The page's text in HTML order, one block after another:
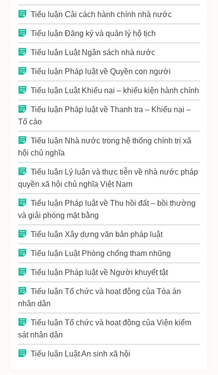
Tiểu luận Cải cách hành chính nhà nước
Tiểu luận Đăng ký và quản lý hộ tịch
Tiểu luận Luật Ngân sách nhà nước
Tiểu luận Pháp luật về Quyền con người
Tiểu luận Luật Khiếu nại – khiếu kiện hành chính
Tiểu luận Pháp luật về Thanh tra – Khiếu nại –
Tố cáo
Tiểu luận Nhà nước trong hệ thống chính trị xã
hội chủ nghĩa
Tiểu luận Lý luận và thực tiễn về nhà nước pháp
quyền xã hội chủ nghĩa Việt Nam
Tiểu luận Pháp luật về Thu hồi đất – bồi thường
và giải phóng mặt bằng
Tiểu luận Xây dựng văn bản pháp luật
Tiểu luận Luật Phòng chống tham nhũng
Tiểu luận Pháp luật về Người khuyết tật
Tiểu luận Tổ chức và hoạt động của Tòa án
nhân dân
Tiểu luận Tổ chức và hoạt động của Viện kiểm
sát nhân dân
Tiểu luận Luật An sinh xã hội